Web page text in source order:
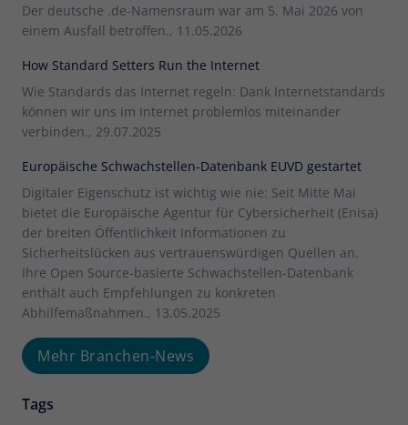
Der deutsche .de-Namensraum war am 5. Mai 2026 von
einem Ausfall betroffen., 11.05.2026
How Standard Setters Run the Internet
Wie Standards das Internet regeln: Dank Internetstandards
können wir uns im Internet problemlos miteinander
verbinden., 29.07.2025
Europäische Schwachstellen-Datenbank EUVD gestartet
Digitaler Eigenschutz ist wichtig wie nie: Seit Mitte Mai
bietet die Europäische Agentur für Cybersicherheit (Enisa)
der breiten Öffentlichkeit Informationen zu
Sicherheitslücken aus vertrauenswürdigen Quellen an.
Ihre Open Source-basierte Schwachstellen-Datenbank
enthält auch Empfehlungen zu konkreten
Abhilfemaßnahmen., 13.05.2025
Mehr Branchen-News
Tags